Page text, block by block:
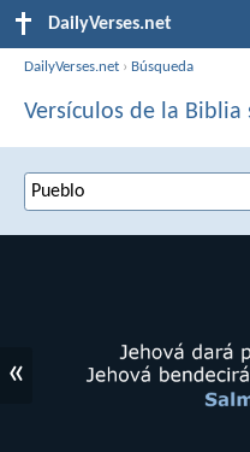
DailyVerses.net
DailyVerses.net › Búsqueda
Versículos de la Biblia
«